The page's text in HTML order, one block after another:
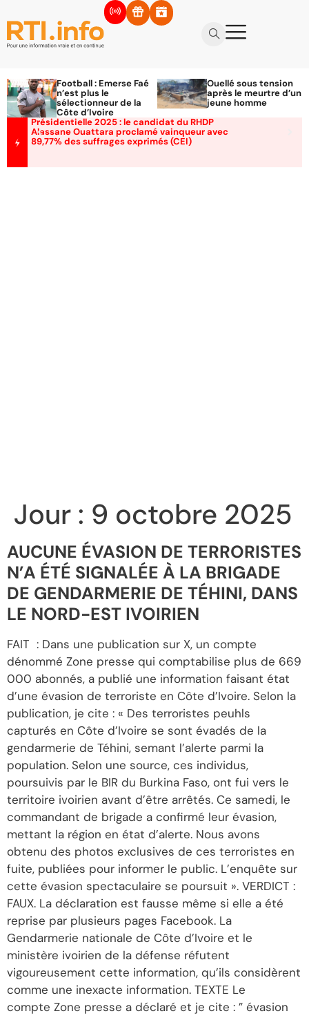
Football : Emerse Faé
n’est plus le
sélectionneur de la
Côte d’Ivoire
Ouellé sous tension
après le meurtre d’un
jeune homme
Présidentielle 2025 : le candidat du RHDP
Alassane Ouattara proclamé vainqueur avec
89,77% des suffrages exprimés (CEI)
Jour : 9 octobre 2025
AUCUNE ÉVASION DE TERRORISTES
N’A ÉTÉ SIGNALÉE À LA BRIGADE
DE GENDARMERIE DE TÉHINI, DANS
LE NORD-EST IVOIRIEN
FAIT : Dans une publication sur X, un compte
dénommé Zone presse qui comptabilise plus de 669
000 abonnés, a publié une information faisant état
d’une évasion de terroriste en Côte d’Ivoire. Selon la
publication, je cite : « Des terroristes peuhls
capturés en Côte d’Ivoire se sont évadés de la
gendarmerie de Téhini, semant l’alerte parmi la
population. Selon une source, ces individus,
poursuivis par le BIR du Burkina Faso, ont fui vers le
territoire ivoirien avant d’être arrêtés. Ce samedi, le
commandant de brigade a confirmé leur évasion,
mettant la région en état d’alerte. Nous avons
obtenu des photos exclusives de ces terroristes en
fuite, publiées pour informer le public. L’enquête sur
cette évasion spectaculaire se poursuit ». VERDICT :
FAUX. La déclaration est fausse même si elle a été
reprise par plusieurs pages Facebook. La
Gendarmerie nationale de Côte d’Ivoire et le
ministère ivoirien de la défense réfutent
vigoureusement cette information, qu’ils considèrent
comme une inexacte information. TEXTE Le
compte Zone presse a déclaré et je cite : ” évasion